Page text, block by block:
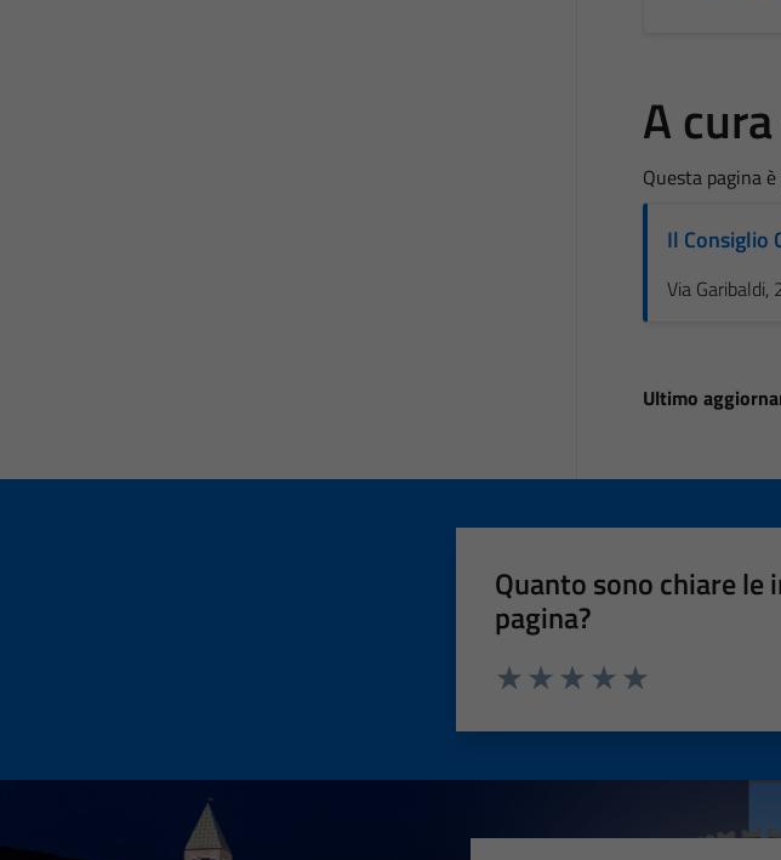
A
Questa pagina
Il Consiglio
Via Garibaldi,
Ultimo
Quanto sono chiare
pagina?